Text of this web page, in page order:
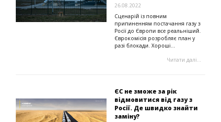
26.08.2022
Сценарій із повним
припиненням постачання газу з
Росії до Європи все реальніший.
Єврокомісія розробляє план у
разі блокади. Хороші...
Читати далі...
ЄС не зможе за рік
відмовитися від газу з
Росії. Де швидко знайти
заміну?